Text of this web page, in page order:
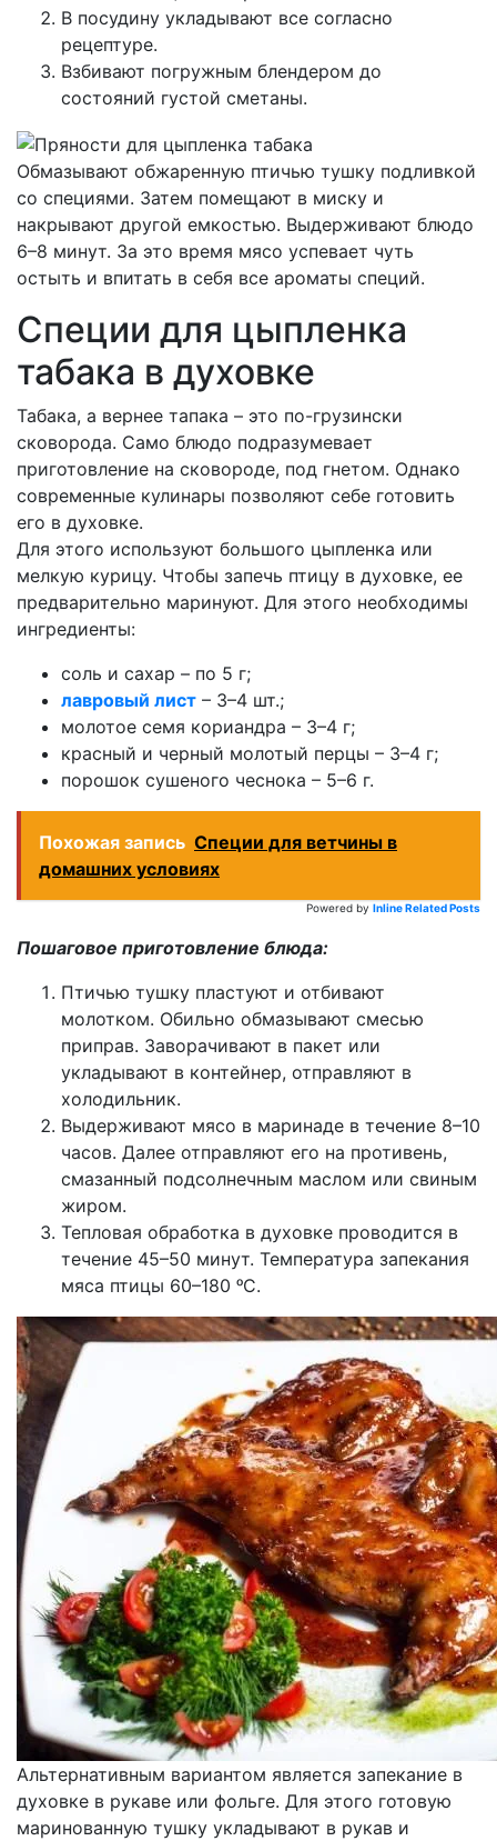
В посудину укладывают все согласно
рецептуре.
Взбивают погружным блендером до
состояний густой сметаны.
Обмазывают обжаренную птичью тушку подливкой
со специями. Затем помещают в миску и
накрывают другой емкостью. Выдерживают блюдо
6–8 минут. За это время мясо успевает чуть
остыть и впитать в себя все ароматы специй.
Специи для цыпленка
табака в духовке
Табака, а вернее тапака – это по-грузински
сковорода. Само блюдо подразумевает
приготовление на сковороде, под гнетом. Однако
современные кулинары позволяют себе готовить
его в духовке.
Для этого используют большого цыпленка или
мелкую курицу. Чтобы запечь птицу в духовке, ее
предварительно маринуют. Для этого необходимы
ингредиенты:
соль и сахар – по 5 г;
лавровый лист – 3–4 шт.;
молотое семя кориандра – 3–4 г;
красный и черный молотый перцы – 3–4 г;
порошок сушеного чеснока – 5–6 г.
Похожая запись Специи для ветчины в
домашних условиях
Powered by Inline Related Posts
Пошаговое приготовление блюда:
Птичью тушку пластуют и отбивают
молотком. Обильно обмазывают смесью
приправ. Заворачивают в пакет или
укладывают в контейнер, отправляют в
холодильник.
Выдерживают мясо в маринаде в течение 8–10
часов. Далее отправляют его на противень,
смазанный подсолнечным маслом или свиным
жиром.
Тепловая обработка в духовке проводится в
течение 45–50 минут. Температура запекания
мяса птицы 60–180 ᵒС.
Альтернативным вариантом является запекание в
духовке в рукаве или фольге. Для этого готовую
маринованную тушку укладывают в рукав и